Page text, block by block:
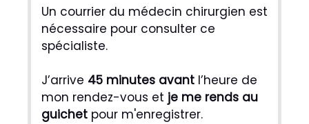
Un courrier du médecin chirurgien est
nécessaire pour consulter ce
spécialiste.
J’arrive 45 minutes avant l’heure de
mon rendez-vous et je me rends au
guichet pour m'enregistrer.